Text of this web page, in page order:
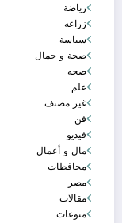
رياضة
زراعه
سياسة
صحة و جمال
صحه
علم
غير مصنف
فن
فيديو
مال و أعمال
محافظات
مصر
مقالات
منوعات